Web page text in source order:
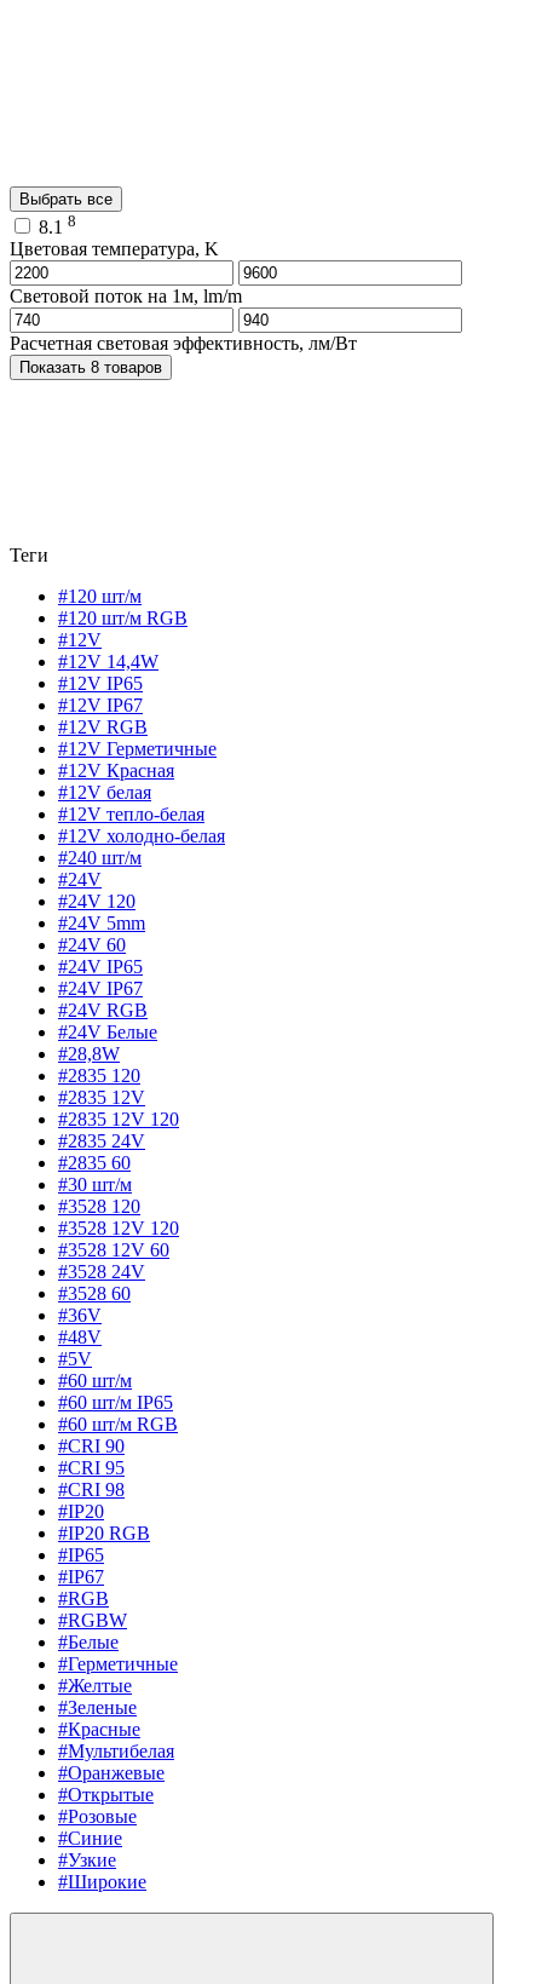
Выбрать все
8.1 8
Цветовая температура, K
Световой поток на 1м, lm/m
Расчетная световая эффективность, лм/Вт
Показать 8 товаров
Теги
#120 шт/м
#120 шт/м RGB
#12V
#12V 14,4W
#12V IP65
#12V IP67
#12V RGB
#12V Герметичные
#12V Красная
#12V белая
#12V тепло-белая
#12V холодно-белая
#240 шт/м
#24V
#24V 120
#24V 5mm
#24V 60
#24V IP65
#24V IP67
#24V RGB
#24V Белые
#28,8W
#2835 120
#2835 12V
#2835 12V 120
#2835 24V
#2835 60
#30 шт/м
#3528 120
#3528 12V 120
#3528 12V 60
#3528 24V
#3528 60
#36V
#48V
#5V
#60 шт/м
#60 шт/м IP65
#60 шт/м RGB
#CRI 90
#CRI 95
#CRI 98
#IP20
#IP20 RGB
#IP65
#IP67
#RGB
#RGBW
#Белые
#Герметичные
#Желтые
#Зеленые
#Красные
#Мультибелая
#Оранжевые
#Открытые
#Розовые
#Синие
#Узкие
#Широкие